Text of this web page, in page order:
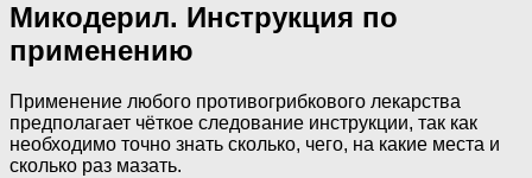
Микодерил. Инструкция по
применению
Применение любого противогрибкового лекарства
предполагает чёткое следование инструкции, так как
необходимо точно знать сколько, чего, на какие места и
сколько раз мазать.